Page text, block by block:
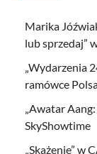
Marika
lub sprzedaj”
„Wydarzenia
ramówce
„Awatar
SkyShowtime
„Skażenie” w